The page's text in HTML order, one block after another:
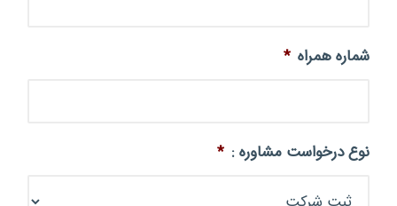
شماره همراه *
نوع درخواست مشاوره : *